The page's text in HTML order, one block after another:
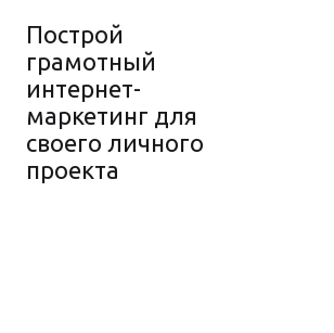
Построй
грамотный
интернет-
маркетинг для
своего личного
проекта